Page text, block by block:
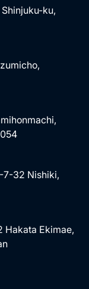
Shinjuku-ku,
7-32 Nishiki,
Hakata Ekimae,